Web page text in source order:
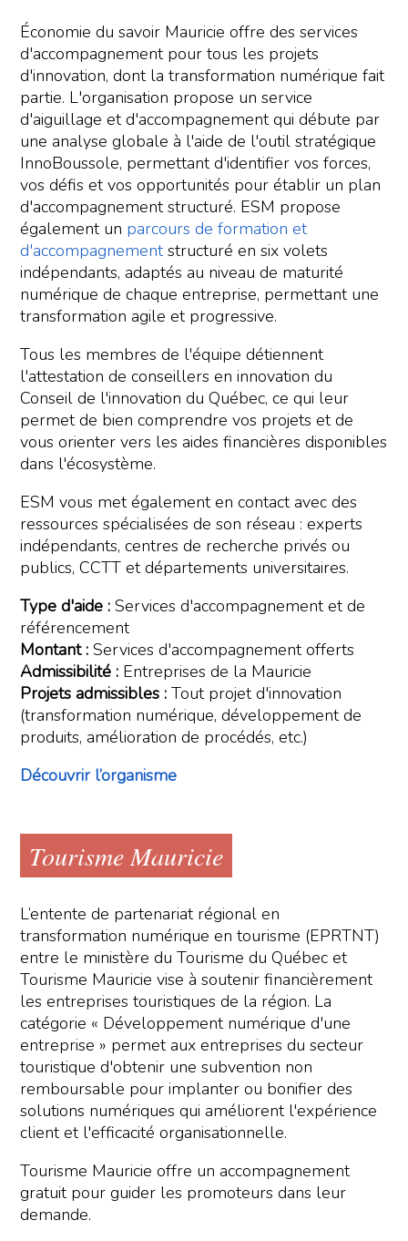
Économie du savoir Mauricie offre des services
d'accompagnement pour tous les projets
d'innovation, dont la transformation numérique fait
partie. L'organisation propose un service
d'aiguillage et d'accompagnement qui débute par
une analyse globale à l'aide de l'outil stratégique
InnoBoussole, permettant d'identifier vos forces,
vos défis et vos opportunités pour établir un plan
d'accompagnement structuré. ESM propose
également un parcours de formation et
d'accompagnementstructuré en six volets
indépendants, adaptés au niveau de maturité
numérique de chaque entreprise, permettant une
transformation agile et progressive.
Tous les membres de l'équipe détiennent
l'attestation de conseillers en innovation du
Conseil de l'innovation du Québec, ce qui leur
permet de bien comprendre vos projets et de
vous orienter vers les aides financières disponibles
dans l'écosystème.
ESM vous met également en contact avec des
ressources spécialisées de son réseau : experts
indépendants, centres de recherche privés ou
publics, CCTT et départements universitaires.
Type d'aide : Services d'accompagnement et de
référencement
Montant : Services d'accompagnement offerts
Admissibilité : Entreprises de la Mauricie
Projets admissibles :Tout projet d'innovation
(transformation numérique, développement de
produits, amélioration de procédés, etc.)
Découvrir l’organisme
Tourisme Mauricie
L’entente de partenariat régional en
transformation numérique en tourisme (EPRTNT)
entre le ministère du Tourisme du Québec et
Tourisme Mauricie vise à soutenir financièrement
les entreprises touristiques de la région. La
catégorie « Développement numérique d'une
entreprise » permet aux entreprises du secteur
touristique d'obtenir une subvention non
remboursable pour implanter ou bonifier des
solutions numériques qui améliorent l'expérience
client et l'efficacité organisationnelle.
Tourisme Mauricie offre un accompagnement
gratuit pour guider les promoteurs dans leur
demande.